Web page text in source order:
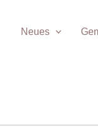
Neues